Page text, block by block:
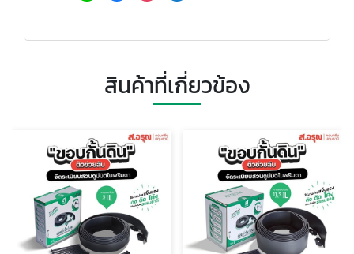
สินค้าที่เกี่ยวข้อง